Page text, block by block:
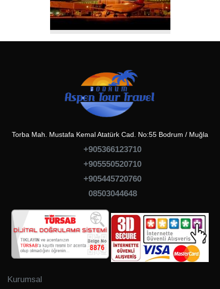
Torba Mah. Mustafa Kemal Atatürk Cad. No:55 Bodrum / Muğla
+905366123710
+905550520710
+905445720760
08503044648
Kurumsal